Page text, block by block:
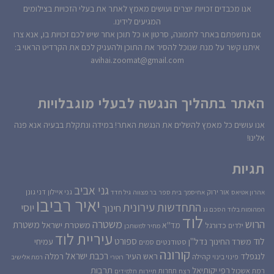
אנו מכבדים זכויות יוצרים ועושים מאמץ לאתר את בעלי הזכויות בצילומים
המגיעים לידינו.
אם נחשפתם באתר לתמונה, סרטון או כל תוכן אחר שיש לכם זכויות בו, אנא צרו
איתנו קשר על מנת שנוכל להסיר את התוכן ולהעניק לכם את הקרדיט הראוי ב:
avihai.zoomat@gmail.com
האתר בתהליך הנגשה לבעלי מוגבלויות
אנו עושים כל מאמץ להשלים את הנגשת האתר! במידה ונתקלת בבעיה אנא פנה
אלינו!
תגיות
אהרון אטיאס אור ירוק אחיסמך בית ספר בר מצווה גיל חדד גני אביב גני איילון דני גונן
המהומות בלוד הסכם גג התחדשות עירוניתחינוך יאיר רביבו יוסי
הרוש ילדים כדורגל לוד מד''א מחיר למשתכן משטרה משטרת ישראל משטרת
לוד משרד החינוך נדל''ן סטודנטים סמים ספורט עיריית לוד עמיחי
לנגפלד פינוי בינוי קהילה קורונה ראש העיר רוטרי רכבת ישראל רמלה רמת אלישיב
רמת אשכול רפי יקותיאל רצח תחרות תיירות תלמידים תרבות